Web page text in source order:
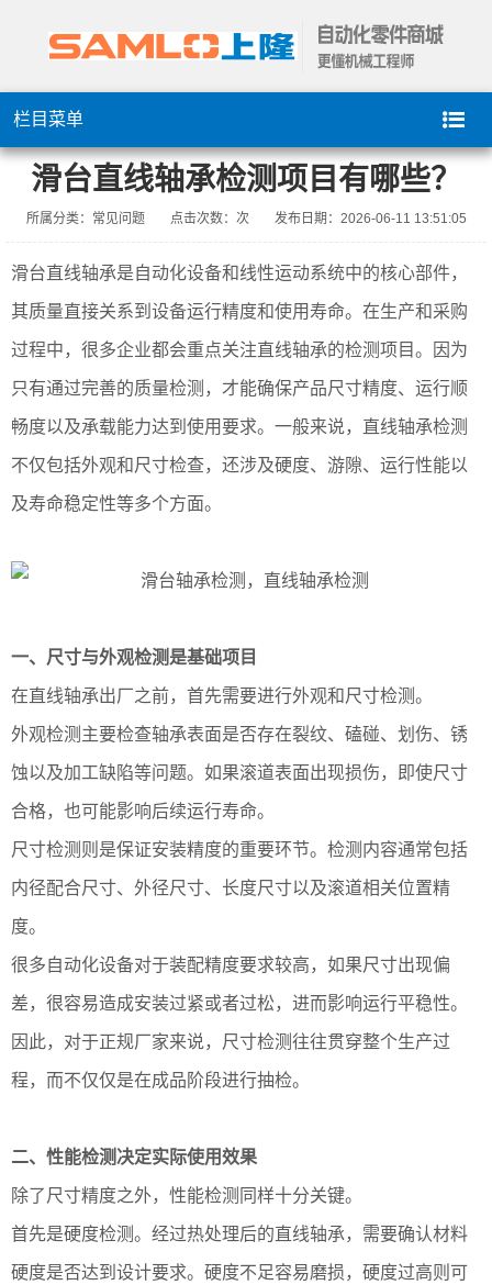
栏目菜单
滑台直线轴承检测项目有哪些？
所属分类：常见问题 点击次数： 次 发布日期：2026-06-11 13:51:05
滑台直线轴承是自动化设备和线性运动系统中的核心部件，
其质量直接关系到设备运行精度和使用寿命。在生产和采购
过程中，很多企业都会重点关注直线轴承的检测项目。因为
只有通过完善的质量检测，才能确保产品尺寸精度、运行顺
畅度以及承载能力达到使用要求。一般来说，直线轴承检测
不仅包括外观和尺寸检查，还涉及硬度、游隙、运行性能以
及寿命稳定性等多个方面。
一、尺寸与外观检测是基础项目
在直线轴承出厂之前，首先需要进行外观和尺寸检测。
外观检测主要检查轴承表面是否存在裂纹、磕碰、划伤、锈
蚀以及加工缺陷等问题。如果滚道表面出现损伤，即使尺寸
合格，也可能影响后续运行寿命。
尺寸检测则是保证安装精度的重要环节。检测内容通常包括
内径配合尺寸、外径尺寸、长度尺寸以及滚道相关位置精
度。
很多自动化设备对于装配精度要求较高，如果尺寸出现偏
差，很容易造成安装过紧或者过松，进而影响运行平稳性。
因此，对于正规厂家来说，尺寸检测往往贯穿整个生产过
程，而不仅仅是在成品阶段进行抽检。
二、性能检测决定实际使用效果
除了尺寸精度之外，性能检测同样十分关键。
首先是硬度检测。经过热处理后的直线轴承，需要确认材料
硬度是否达到设计要求。硬度不足容易磨损，硬度过高则可